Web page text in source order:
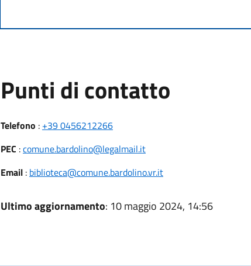
Punti di contatto
Telefono : +39 0456212266
PEC :comune.bardolino@legalmail.it
Email: biblioteca@comune.bardolino.vr.it
Ultimo aggiornamento: 10 maggio 2024, 14:56